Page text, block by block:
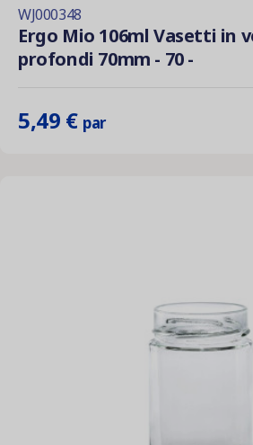
WJ000348
Ergo Mio 106ml Vasetti in
profondi 70mm - 70 -
5,49 € par